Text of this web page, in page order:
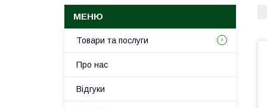
Товари та послуги
Про нас
Відгуки